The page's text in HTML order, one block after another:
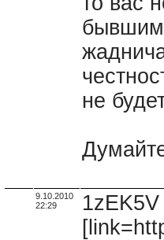
бывшим
не
9.10.2010
22:29